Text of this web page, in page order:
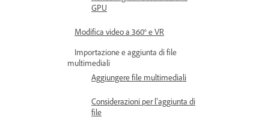
GPU
Modifica video a 360° e VR
Importazione e aggiunta di file
multimediali
Aggiungere file multimediali
Considerazioni per l’aggiunta di
file